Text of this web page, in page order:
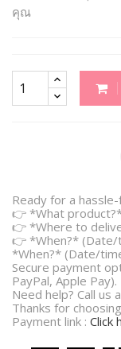
คุณ
Ready for a
👉 *What
👉 *Where to
👉 *When?*
*When?* (Date/
Secure payment
PayPal, Apple Pay).
Need help? Call us
Thanks for
Payment link : Click